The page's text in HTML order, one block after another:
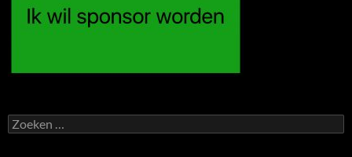
Zoeken
naar: